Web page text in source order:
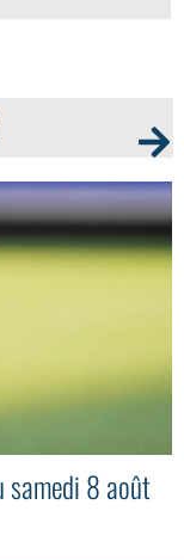
samedi 8 août